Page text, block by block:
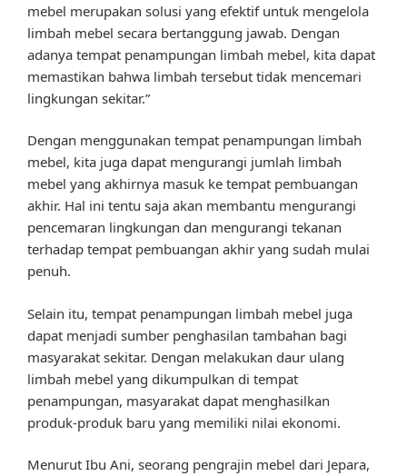
mebel merupakan solusi yang efektif untuk mengelola
limbah mebel secara bertanggung jawab. Dengan
adanya tempat penampungan limbah mebel, kita dapat
memastikan bahwa limbah tersebut tidak mencemari
lingkungan sekitar.”
Dengan menggunakan tempat penampungan limbah
mebel, kita juga dapat mengurangi jumlah limbah
mebel yang akhirnya masuk ke tempat pembuangan
akhir. Hal ini tentu saja akan membantu mengurangi
pencemaran lingkungan dan mengurangi tekanan
terhadap tempat pembuangan akhir yang sudah mulai
penuh.
Selain itu, tempat penampungan limbah mebel juga
dapat menjadi sumber penghasilan tambahan bagi
masyarakat sekitar. Dengan melakukan daur ulang
limbah mebel yang dikumpulkan di tempat
penampungan, masyarakat dapat menghasilkan
produk-produk baru yang memiliki nilai ekonomi.
Menurut Ibu Ani, seorang pengrajin mebel dari Jepara,